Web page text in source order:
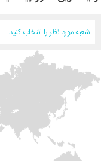
شعبه مورد نظر را انتخاب کنید